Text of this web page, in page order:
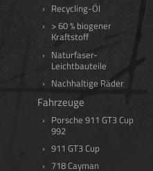
Recycling-Öl
> 60 % biogener
Kraftstoff
Naturfaser-
Leichtbauteile
Nachhaltige Räder
Fahrzeuge
Porsche 911 GT3 Cup
992
911 GT3 Cup
718 Cayman